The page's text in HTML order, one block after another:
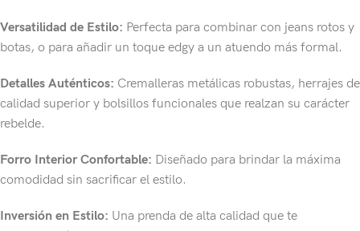
Versatilidad de Estilo: Perfecta para combinar con jeans rotos y
botas, o para añadir un toque edgy a un atuendo más formal.
Detalles Auténticos: Cremalleras metálicas robustas, herrajes de
calidad superior y bolsillos funcionales que realzan su carácter
rebelde.
Forro Interior Confortable: Diseñado para brindar la máxima
comodidad sin sacrificar el estilo.
Inversión en Estilo: Una prenda de alta calidad que te